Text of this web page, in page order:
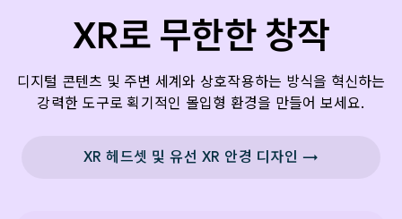
XR로 무한한 창작
디지털 콘텐츠 및 주변 세계와 상호작용하는 방식을 혁신하는
강력한 도구로 획기적인 몰입형 환경을 만들어 보세요.
XR 헤드셋 및 유선 XR 안경 디자인 →